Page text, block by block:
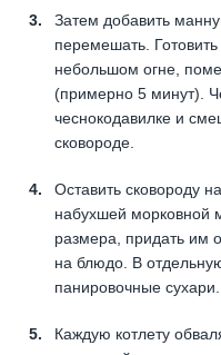
Затем добавить
перемешать.
небольшом огне,
(примерно 5 минут).
чеснокодавилке и
сковороде.
Оставить сковороду
набухшей морковной
размера, придать им
на блюдо. В
панировочные сухари.
Каждую котлету